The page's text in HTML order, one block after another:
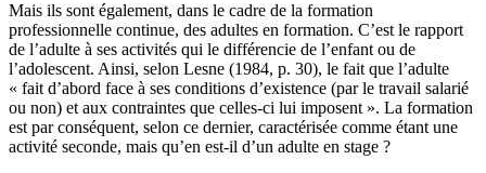
Mais ils sont également, dans le cadre de la formation
professionnelle continue, des adultes en formation. C’est le rapport
de l’adulte à ses activités qui le différencie de l’enfant ou de
l’adolescent. Ainsi, selon Lesne (1984, p. 30), le fait que l’adulte
« fait d’abord face à ses conditions d’existence (par le travail salarié
ou non) et aux contraintes que celles-ci lui imposent ». La formation
est par conséquent, selon ce dernier, caractérisée comme étant une
activité seconde, mais qu’en est-il d’un adulte en stage ?